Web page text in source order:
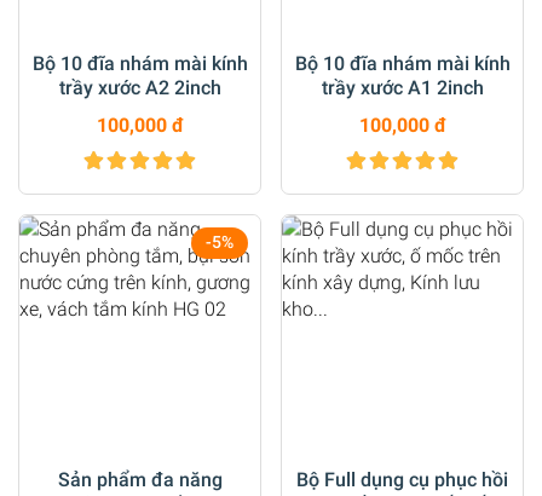
Bộ 10 đĩa nhám mài kính
trầy xước A2 2inch
100,000 đ
Bộ 10 đĩa nhám mài kính
trầy xước A1 2inch
100,000 đ
-5%
Sản phẩm đa năng
Bộ Full dụng cụ phục hồi